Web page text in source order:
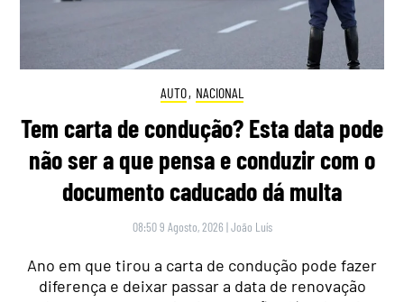
AUTO, NACIONAL
Tem carta de condução? Esta data pode
não ser a que pensa e conduzir com o
documento caducado dá multa
08:50 9 Agosto, 2026 |João Luís
Ano em que tirou a carta de condução pode fazer
diferença e deixar passar a data de renovação